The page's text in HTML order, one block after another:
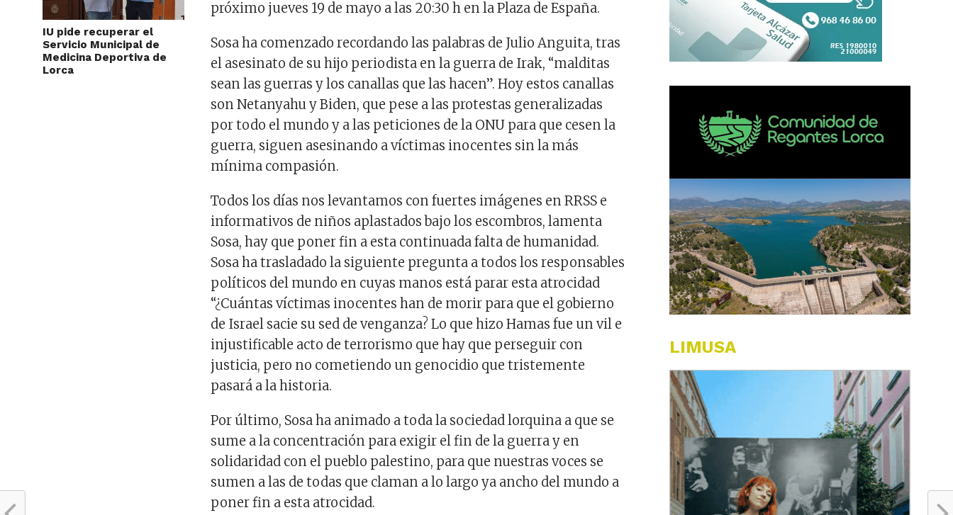
IU pide recuperar el
Servicio Municipal de
Medicina Deportiva de
Lorca
próximo jueves 19 de mayo a las 20:30 h en la Plaza de España.
Sosa ha comenzado recordando las palabras de Julio Anguita, tras
el asesinato de su hijo periodista en la guerra de Irak, “malditas
sean las guerras y los canallas que las hacen”. Hoy estos canallas
son Netanyahu y Biden, que pese a las protestas generalizadas
por todo el mundo y a las peticiones de la ONU para que cesen la
guerra, siguen asesinando a víctimas inocentes sin la más
mínima compasión.
Todos los días nos levantamos con fuertes imágenes en RRSS e
informativos de niños aplastados bajo los escombros, lamenta
Sosa, hay que poner fin a esta continuada falta de humanidad.
Sosa ha trasladado la siguiente pregunta a todos los responsables
políticos del mundo en cuyas manos está parar esta atrocidad
“¿Cuántas víctimas inocentes han de morir para que el gobierno
de Israel sacie su sed de venganza? Lo que hizo Hamas fue un vil e
injustificable acto de terrorismo que hay que perseguir con
justicia, pero no cometiendo un genocidio que tristemente
pasará a la historia.
Por último, Sosa ha animado a toda la sociedad lorquina a que se
sume a la concentración para exigir el fin de la guerra y en
solidaridad con el pueblo palestino, para que nuestras voces se
sumen a las de todas que claman a lo largo ya ancho del mundo a
poner fin a esta atrocidad.
LIMUSA